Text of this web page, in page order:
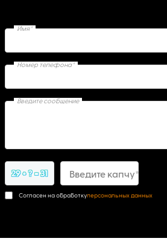
Имя*
Номер телефона*
Введите сообщение
29 + ? = 31 Введите капчу*
Согласен на обработкуперсональных данных